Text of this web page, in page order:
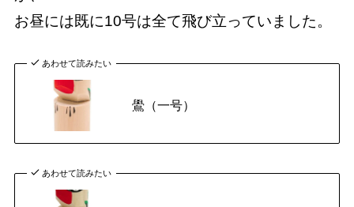
お昼には既に10号は全て飛び立っていました。
あわせて読みたい
鷽（一号）
あわせて読みたい